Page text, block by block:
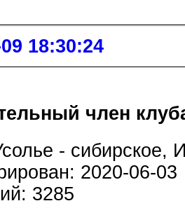
18:30:24
член
- сибирское,
2020-06-03
3285